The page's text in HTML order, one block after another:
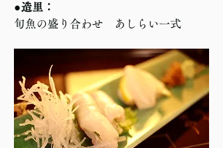
●造里：
旬魚の盛り合わせ　あしらい一式